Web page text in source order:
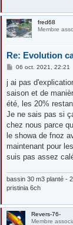
fred68
Membre
Re: Evolution
M
s
a
g
06 oct. 2021, 22:21
j ai pas
saison et de
été, les 20%
Je ne sais pas si
chez nous parce
le showa de fnoz
maintenant pour
suis pas assez
bassin 30 m3 planté -
pristinia 6ch
Revers-76-
Membre